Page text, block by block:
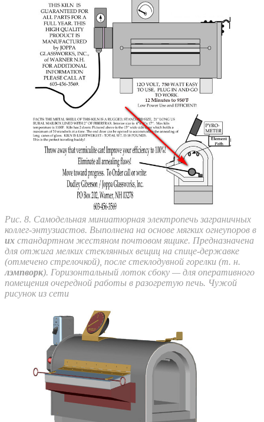
Рис. 8. Самодельная миниатюрная электропечь заграничных
коллег-энтузиастов. Выполнена на основе мягких огнеупоров в
их стандартном жестяном почтовом ящике. Предназначена
для отжига мелких стеклянных вещиц на спице-державке
(отмечено стрелочкой), после стеклодувной горелки (т. н.
лэмпворк). Горизонтальный лоток сбоку — для оперативного
помещения очередной работы в разогретую печь. Чужой
рисунок из сети